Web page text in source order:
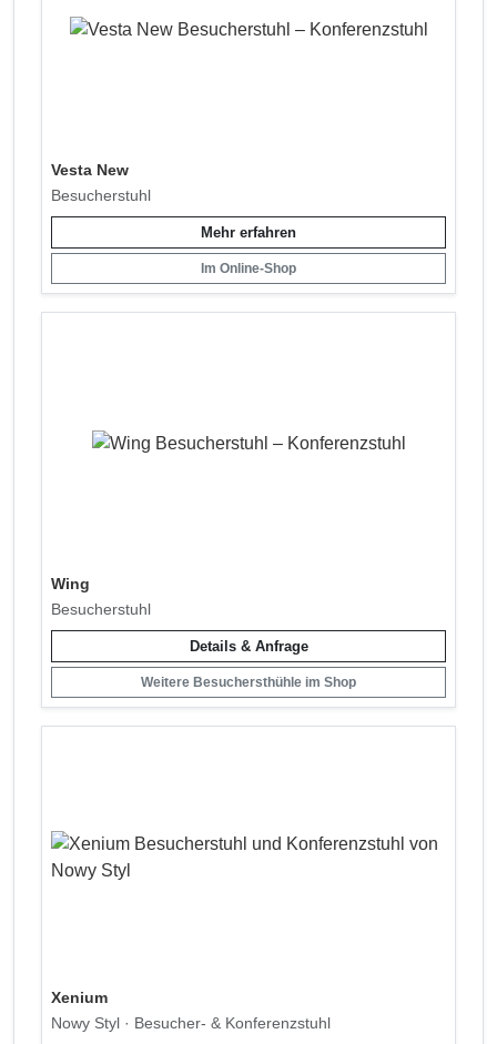
Vesta New
Besucherstuhl
Mehr erfahren
Im Online-Shop
Wing
Besucherstuhl
Details & Anfrage
Weitere Besuchersthühle im Shop
Xenium
Nowy Styl · Besucher- & Konferenzstuhl